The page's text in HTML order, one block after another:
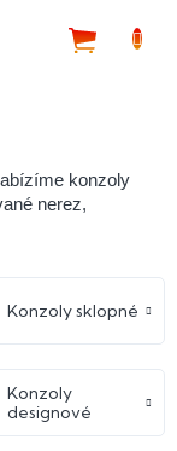
konzoly
nerez,
Konzoly sklopné
Konzoly
designové